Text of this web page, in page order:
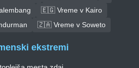
🇪🇬 Vreme v Kairo
🇿🇦 Vreme v Soweto
ekstremi